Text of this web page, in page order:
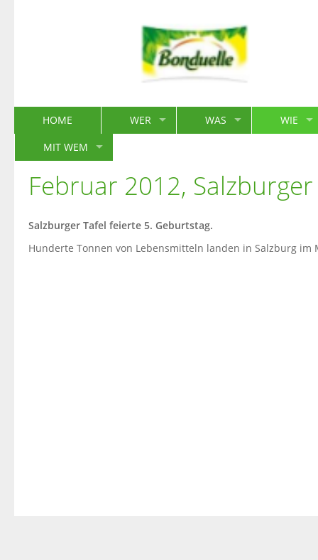
HOME WER WAS
WIE
MIT WEM
Februar 2012,
Salzburger Tafel feierte 5. Geburtstag.
Hunderte Tonnen von Lebensmitteln landen in Salzburg im